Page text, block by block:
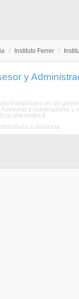
/ Instituto Ferrer /
y
Inmobiliario es un
Asesorar a compradores
diferentes ti ...
a distancia